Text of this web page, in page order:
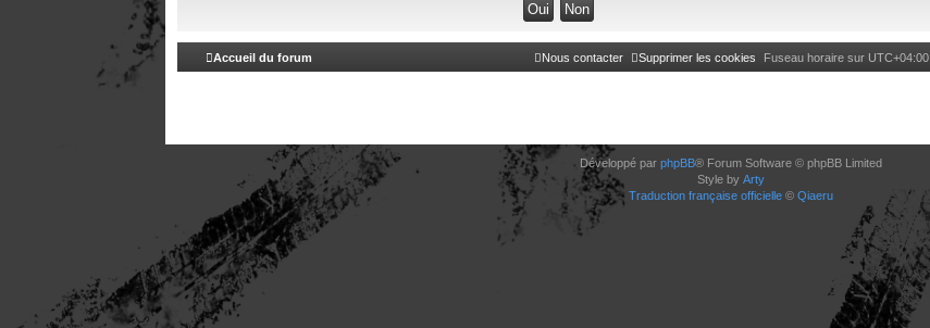
Accueil du forum Fuseau horaire sur UTC+04:00
Supprimer les cookies
Nous contacter
Développé par phpBB® Forum Software © phpBB Limited
Style by Arty
Traduction française officielle © Qiaeru